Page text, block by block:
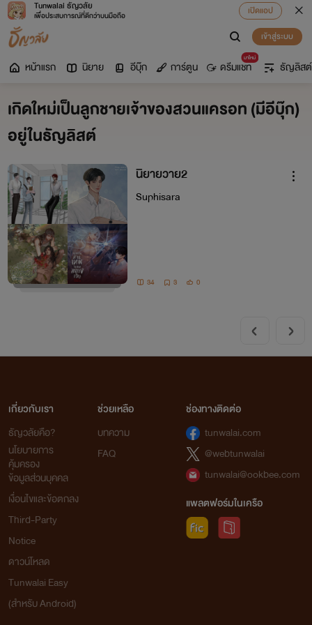
Tunwalai ธัญวลัย
เพื่อประสบการณ์ที่ดีกว่าบนมือถือ
เปิดแอป
เข้าสู่ระบบ
หน้าแรก นิยาย อีบุ๊ก การ์ตูน
มาใหม่
ดรีมแชท ธัญลิสต์
เกิดใหม่เป็นลูกชายเจ้าของสวนแครอท (มีอีบุ๊ก)
อยู่ในธัญลิสต์
นิยายวาย2
Suphisara
34 3 0
เกี่ยวกับเรา
ธัญวลัยคือ?
นโยบายการ
คุ้มครอง
ข้อมูลส่วนบุคคล
เงื่อนไขและข้อตกลง
Third-Party
Notice
ดาวน์โหลด
Tunwalai Easy
(สำหรับ Android)
ช่วยเหลือ
บทความ
FAQ
ช่องทางติดต่อ
tunwalai.com
@webtunwalai
tunwalai@ookbee.com
แพลตฟอร์มในเครือ